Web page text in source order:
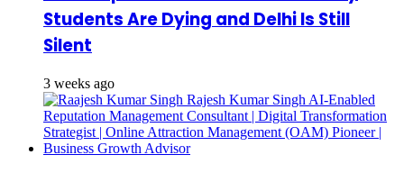
Students Are Dying and Delhi Is Still
Silent
3 weeks ago